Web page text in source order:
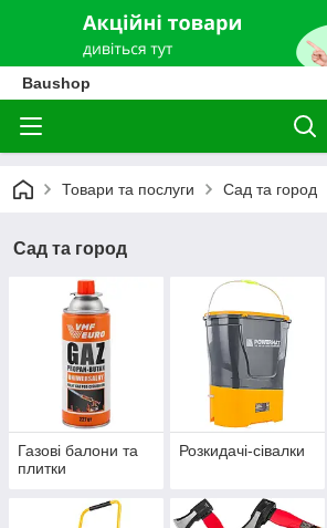
Baushop
Товари та послуги Сад та город
Сад та город
Газові балони та
плитки
Розкидачі-сівалки